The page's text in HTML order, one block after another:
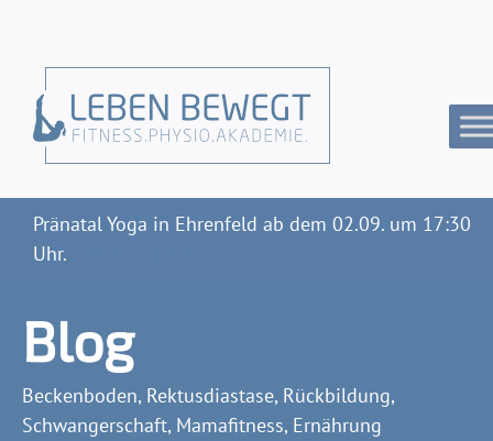
Pränatal Yoga in Ehrenfeld ab dem 02.09. um 17:30
Uhr.
Blog
Beckenboden, Rektusdiastase, Rückbildung,
Schwangerschaft, Mamafitness, Ernährung